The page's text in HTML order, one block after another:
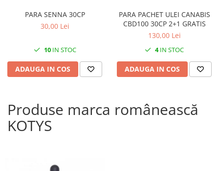
PARA SENNA 30CP
30,00 Lei
10IN STOC
ADAUGA IN COS
PARA PACHET ULEI CANABIS
CBD100 30CP 2+1 GRATIS
130,00 Lei
4IN STOC
ADAUGA IN COS
Produse marca românească
KOTYS